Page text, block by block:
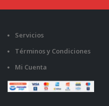
Servicios
Términos y Condiciones
Mi Cuenta